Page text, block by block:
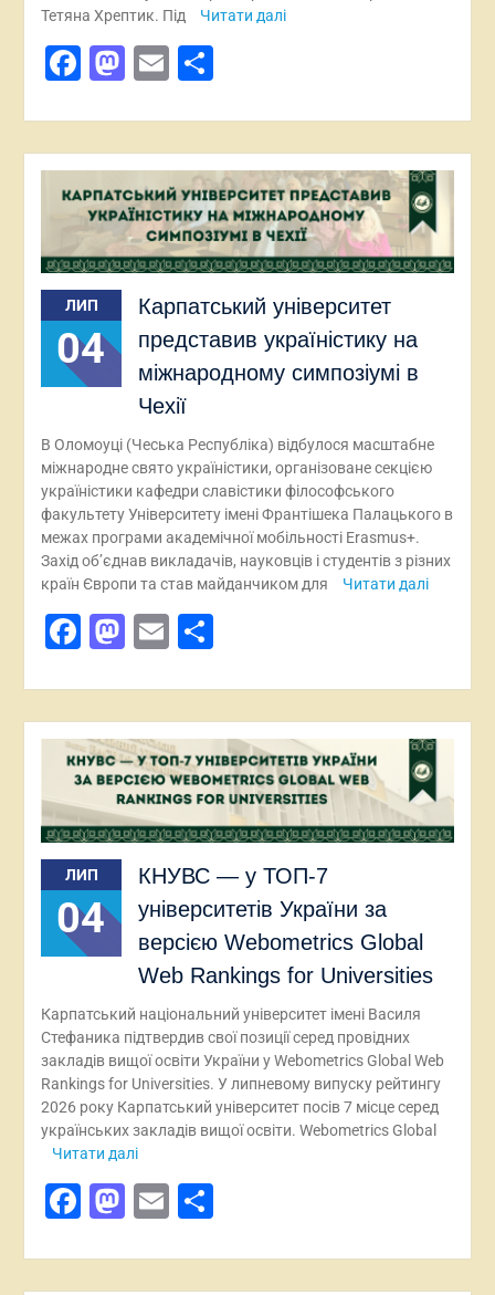
Тетяна Хрептик. Під
Читати далі
Facebook
Mastodon
EmailПоділитися
ЛИП
04
Карпатський університет
представив україністику на
міжнародному симпозіумі в
Чехії
В Оломоуці (Чеська Республіка) відбулося масштабне
міжнародне свято україністики, організоване секцією
україністики кафедри славістики філософського
факультету Університету імені Франтішека Палацького в
межах програми академічної мобільності Erasmus+.
Захід об’єднав викладачів, науковців і студентів з різних
країн Європи та став майданчиком для
Читати далі
Facebook
Mastodon
EmailПоділитися
ЛИП
04
КНУВС — у ТОП-7
університетів України за
версією Webometrics Global
Web Rankings for Universities
Карпатський національний університет імені Василя
Стефаника підтвердив свої позиції серед провідних
закладів вищої освіти України у Webometrics Global Web
Rankings for Universities. У липневому випуску рейтингу
2026 року Карпатський університет посів 7 місце серед
українських закладів вищої освіти. Webometrics Global
Читати далі
Facebook
Mastodon
EmailПоділитися